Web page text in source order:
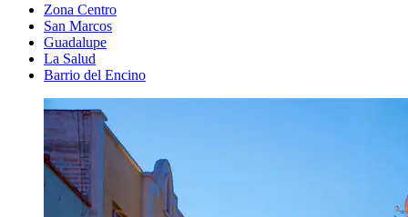
Zona Centro
San Marcos
Guadalupe
La Salud
Barrio del Encino